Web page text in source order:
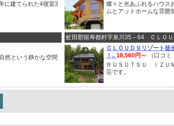
に建てられた4寝室3
燦々と光あふれるハウス
ムとアットホームな雰囲
然という静かな空間
虻田郡留寿都村字泉川35－64 ＣＬＯＵ
ＣＬＯＵＤ９リゾート
ｌ.. 18,560円～ （口コミ
ＲＵＳＵＴＳＵ ＩＺＵ
荘です。